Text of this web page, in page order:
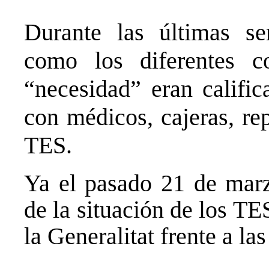
Durante las últimas
como los diferentes
“necesidad” eran
con médicos, cajeras,
TES.
Ya el pasado 21 de
de la situación de los
la Generalitat frente a